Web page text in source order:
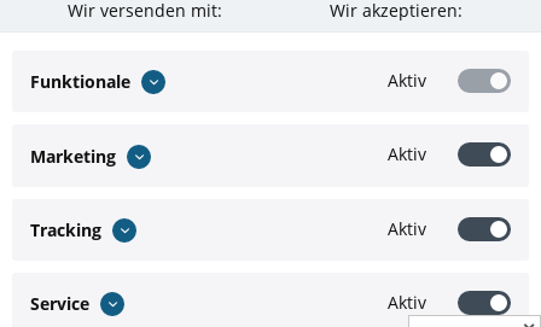
Wir versenden mit: Wir akzeptieren:
Funktionale Aktiv
Marketing Aktiv
Tracking Aktiv
Service Aktiv